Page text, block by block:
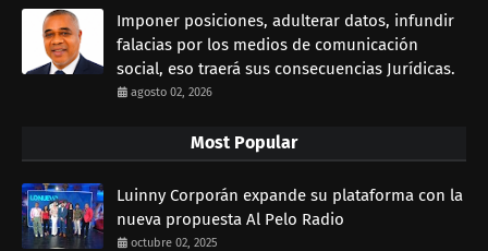
Imponer posiciones, adulterar datos, infundir
falacias por los medios de comunicación
social, eso traerá sus consecuencias Jurídicas.
agosto 02, 2026
Most Popular
Luinny Corporán expande su plataforma con la
nueva propuesta Al Pelo Radio
octubre 02, 2025